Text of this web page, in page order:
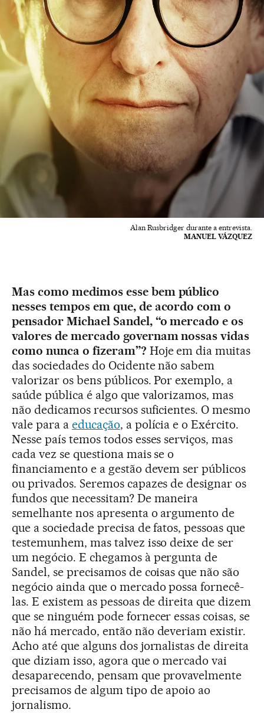
Alan Rusbridger durante a entrevista.
MANUEL VÁZQUEZ
Mas como medimos esse bem público
nesses tempos em que, de acordo com o
pensador Michael Sandel, “o mercado e os
valores de mercado governam nossas vidas
como nunca o fizeram”? Hoje em dia muitas
das sociedades do Ocidente não sabem
valorizar os bens públicos. Por exemplo, a
saúde pública é algo que valorizamos, mas
não dedicamos recursos suficientes. O mesmo
vale para a educação, a polícia e o Exército.
Nesse país temos todos esses serviços, mas
cada vez se questiona mais se o
financiamento e a gestão devem ser públicos
ou privados. Seremos capazes de designar os
fundos que necessitam? De maneira
semelhante nos apresenta o argumento de
que a sociedade precisa de fatos, pessoas que
testemunhem, mas talvez isso deixe de ser
um negócio. E chegamos à pergunta de
Sandel, se precisamos de coisas que não são
negócio ainda que o mercado possa fornecê-
las. E existem as pessoas de direita que dizem
que se ninguém pode fornecer essas coisas, se
não há mercado, então não deveriam existir.
Acho até que alguns dos jornalistas de direita
que diziam isso, agora que o mercado vai
desaparecendo, pensam que provavelmente
precisamos de algum tipo de apoio ao
jornalismo.